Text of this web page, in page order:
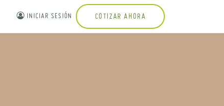
INICIAR SESIÓN COTIZAR AHORA